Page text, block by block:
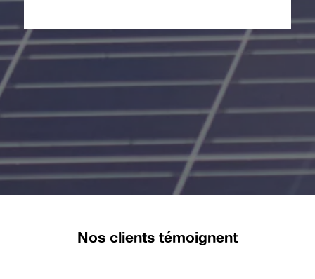
Nos clients témoignent